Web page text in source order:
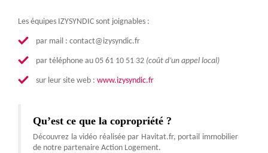
Les équipes IZYSYNDIC sont joignables :
par mail : contact@izysyndic.fr
par téléphone au 05 61 10 51 32 (coût d’un appel local)
sur leur site web : www.izysyndic.fr
Qu’est ce que la copropriété ?
Découvrez la vidéo réalisée par Havitat.fr, portail immobilier
de notre partenaire Action Logement.